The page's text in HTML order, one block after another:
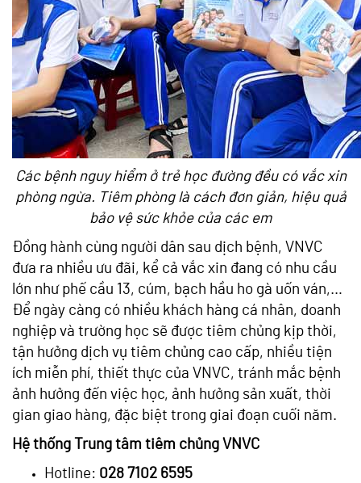
Các bệnh nguy hiểm ở trẻ học đường đều có vắc xin
phòng ngừa. Tiêm phòng là cách đơn giản, hiệu quả
bảo vệ sức khỏe của các em
Đồng hành cùng người dân sau dịch bệnh, VNVC
đưa ra nhiều ưu đãi, kể cả vắc xin đang có nhu cầu
lớn như phế cầu 13, cúm, bạch hầu ho gà uốn ván,…
Để ngày càng có nhiều khách hàng cá nhân, doanh
nghiệp và trường học sẽ được tiêm chủng kịp thời,
tận hưởng dịch vụ tiêm chủng cao cấp, nhiều tiện
ích miễn phí, thiết thực của VNVC, tránh mắc bệnh
ảnh hưởng đến việc học, ảnh hưởng sản xuất, thời
gian giao hàng, đặc biệt trong giai đoạn cuối năm.
Hệ thống Trung tâm tiêm chủng VNVC
Hotline: 028 7102 6595